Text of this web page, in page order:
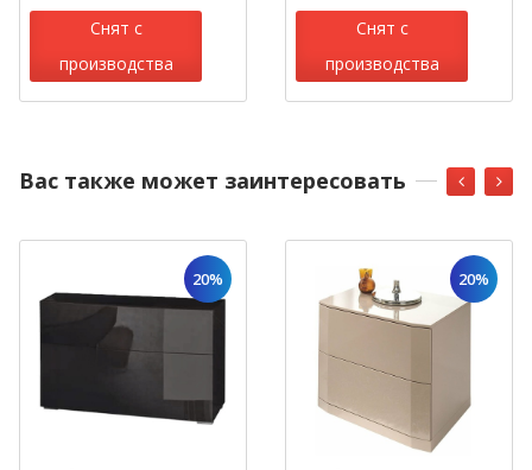
Снят с
производства
Снят с
производства
Вас также может заинтересовать
20% 20%